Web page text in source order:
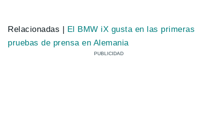
Relacionadas | El BMW iX gusta en las primeras
pruebas de prensa en Alemania